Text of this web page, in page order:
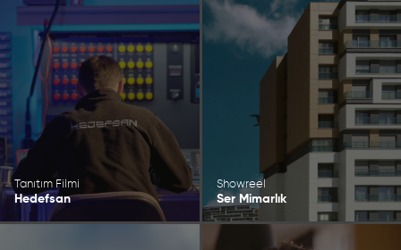
Tanıtım Filmi
Hedefsan
Showreel
Ser Mimarlık